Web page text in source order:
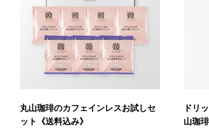
丸山珈琲のカフェインレスお試しセ
ット《送料込み》
ドリ
山珈